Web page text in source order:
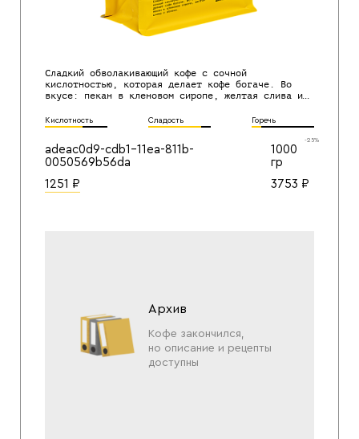
Сладкий обволакивающий кофе с сочной
кислотностью, которая делает кофе богаче. Во
вкусе: пекан в кленовом сиропе, желтая слива и
Кислотность Сладость Горечь
adeac0d9-cdb1-11ea-811b-
0050569b56da
1251 ₽
1000
гр
-25%
3753 ₽
Архив
Кофе закончился,
но описание и рецепты
доступны